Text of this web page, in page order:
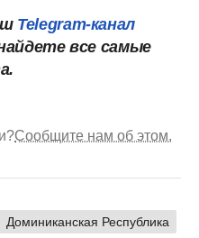
Telegram-канал
все самые
Сообщите нам об этом.
Доминиканская Республика